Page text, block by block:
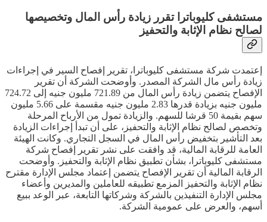
مستشفى كليوباترا تقرر زيادة رأس المال وتخصيصها
لصالح نظام الإثابة والتحفيز
إعتمدت شركة مستشفى كليوباترا، تقرير إفصاح السير في إجراءات
زيادة رأس مال الشركة المصدر. وأوضحت الشركة أن تقرير
الإفصاح يتضمن زيادة رأس المال من 721.89 مليون جنيه إلى 724.72
مليون جنيه بزيادة قدرها 2.83 مليون جنيه مقسمة على 5.66 مليون
سهم بقيمة 50 قرشا للسهم. والزيادة تمول من الأرباح المرحلة
وتخصص لصالح نظام الإثابة والتحفيز، على أن تبدأ إجراءات الزيادة
بعد التأشير بتخفيض رأس المال في السجل التجاري. وكانت الهيئة
العامة للرقابة المالية، قد وافقت على نشر تقرير إفصاح شركة
مستشفى كليوباترا، بشأن تطبيق نظام الإثابة والتحفيز. وأوضحت
الرقابة المالية أن تقرير الإفصاح يتضمن إعتماد مجلس الإدارة مقترح
نظام الإثابة والتحفيز المزمع تطبيقه للعاملين والمديرين وأعضاء
مجلس الإدارة التنفيذين بالشركة وشركاتها التابعة، عبر الوعد ببيع
أسهم، والعرض على عمومية الشركة.